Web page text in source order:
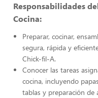
Responsabilidades
Cocina:
Preparar, cocinar,
segura, rápida y
Chick-fil-A.
Conocer las tareas
cocina, incluyendo
tablas y preparación de